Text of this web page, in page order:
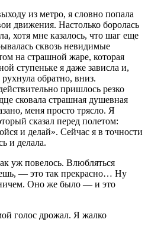
из метро, я словно попала
движения. Настолько боролась
хотя мне казалось, что шаг еще
сквозь невидимые
на страшной жаре, которая
ступеньке я даже зависла и,
обратно, вниз.
пришлось резко
сковала страшная душевная
меня просто трясло. Я
сказал перед полетом:
и делай». Сейчас я в точности
и делала.
уж повелось. Влюбляться
— это так прекрасно… Ну
ничем. Оно же было — и это
голос дрожал. Я жалко